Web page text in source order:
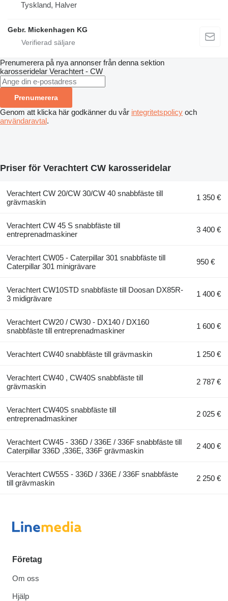
Tyskland, Halver
Gebr. Mickenhagen KG
Prenumerera på nya annonser från denna sektion
karosseridelar Verachtert - CW
Prenumerera
Genom att klicka här godkänner du vår integritetspolicy och
användaravtal.
Priser för Verachtert CW karosseridelar
Verachtert CW 20/CW 30/CW 40 snabbfäste till
grävmaskin
1 350 €
Verachtert CW 45 S snabbfäste till
entreprenadmaskiner
3 400 €
Verachtert CW05 - Caterpillar 301 snabbfäste till
Caterpillar 301 minigrävare
950 €
Verachtert CW10STD snabbfäste till Doosan DX85R-
3 midigrävare
1 400 €
Verachtert CW20 / CW30 - DX140 / DX160
snabbfäste till entreprenadmaskiner
1 600 €
Verachtert CW40 snabbfäste till grävmaskin 1 250 €
Verachtert CW40 , CW40S snabbfäste till
grävmaskin
2 787 €
Verachtert CW40S snabbfäste till
entreprenadmaskiner
2 025 €
Verachtert CW45 - 336D / 336E / 336F snabbfäste till
Caterpillar 336D ,336E, 336F grävmaskin
2 400 €
Verachtert CW55S - 336D / 336E / 336F snabbfäste
till grävmaskin
2 250 €
Företag
Om oss
Hjälp